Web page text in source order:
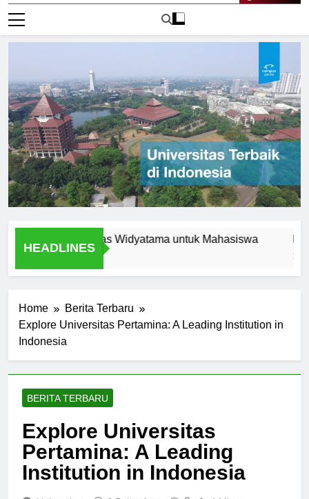
di Universitas Widyatama untuk Mahasiswa Fasilitas
Home
Berita Terbaru
Explore Universitas Pertamina: A Leading Institution in
BERITA TERBARU
Explore Universitas
Pertamina: A Leading
Institution in Indonesia